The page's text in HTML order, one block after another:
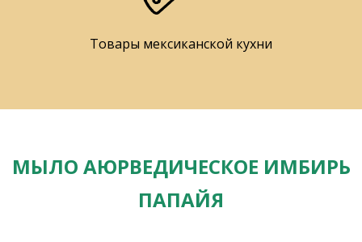
Товары мексиканской кухни
МЫЛО АЮРВЕДИЧЕСКОЕ ИМБИРЬ
ПАПАЙЯ